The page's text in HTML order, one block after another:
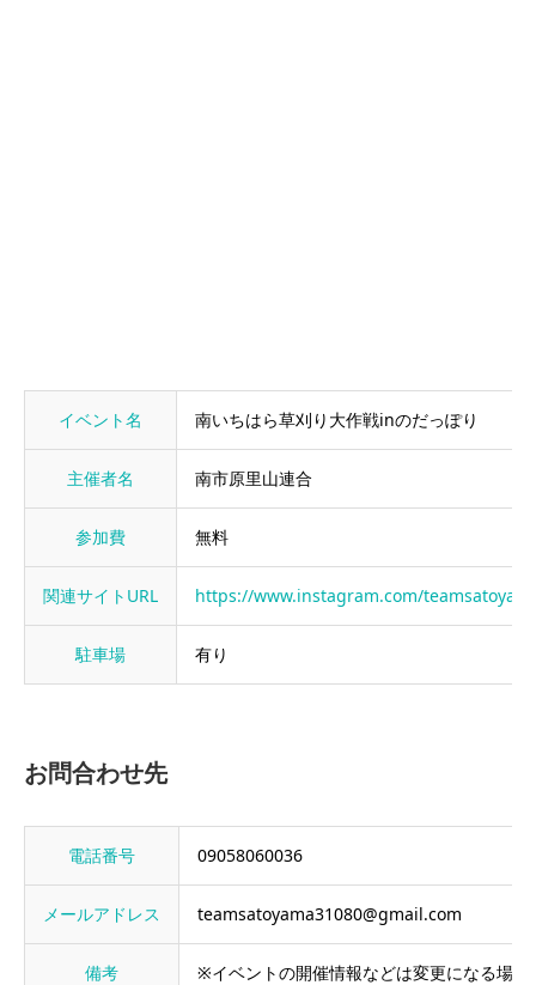
イベント名 南いちはら草刈り大作戦inのだっぽり
主催者名 南市原里山連合
参加費 無料
関連サイトURL https://www.instagram.com/
駐車場 有り
お問合わせ先
電話番号 09058060036
メールアドレス teamsatoyama31080@gmail.com
備考 ※イベントの開催情報などは変更になる場